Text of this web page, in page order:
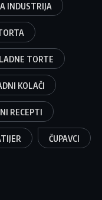
INDUSTRIJA
TORTE
KOLAČI
RECEPTI
ČUPAVCI